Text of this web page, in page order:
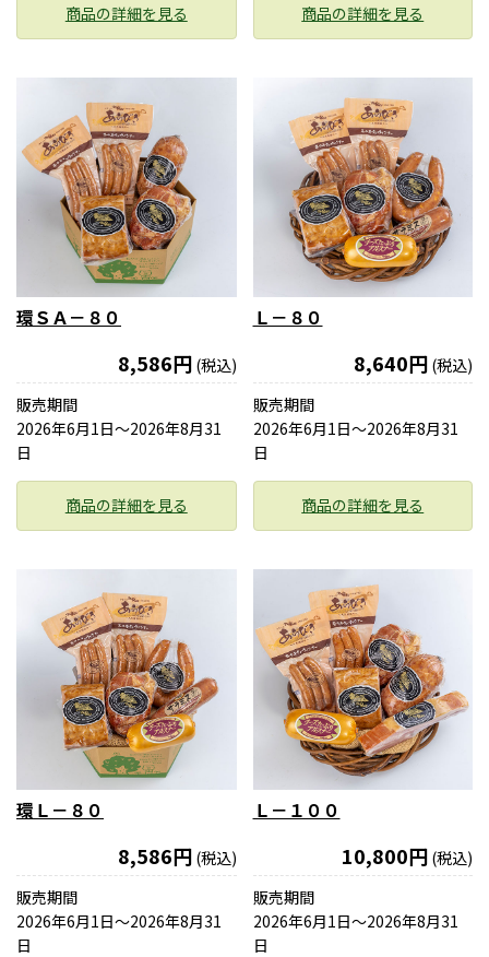
商品の詳細を見る 商品の詳細を見る
環ＳＡ－８０
8,586円 (税込)
販売期間
2026年6月1日〜2026年8月31
日
商品の詳細を見る
Ｌ－８０
8,640円 (税込)
販売期間
2026年6月1日〜2026年8月31
日
商品の詳細を見る
環Ｌ－８０
8,586円 (税込)
販売期間
2026年6月1日〜2026年8月31
日
Ｌ－１００
10,800円 (税込)
販売期間
2026年6月1日〜2026年8月31
日